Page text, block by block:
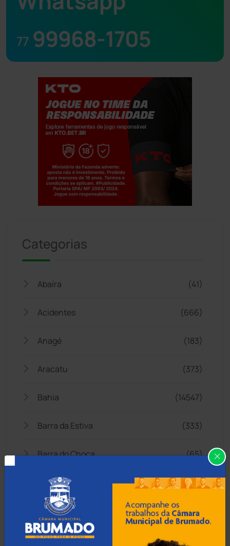
77 99968-1705
Categorias
Abaíra (41)
Acidentes (666)
Anagé (183)
Aracatu (373)
Bahia (14547)
Barra da Estiva (333)
Barra do Choça (65)
Belo Campo (57)
Bom Jesus da Lapa (510)
Boquira